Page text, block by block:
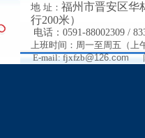
地 址： 福州市晋安区华
行200米）
电话： 0591-88002309 /
上班时间：周一至周五（上
E-mail: fjxfzb@126.com